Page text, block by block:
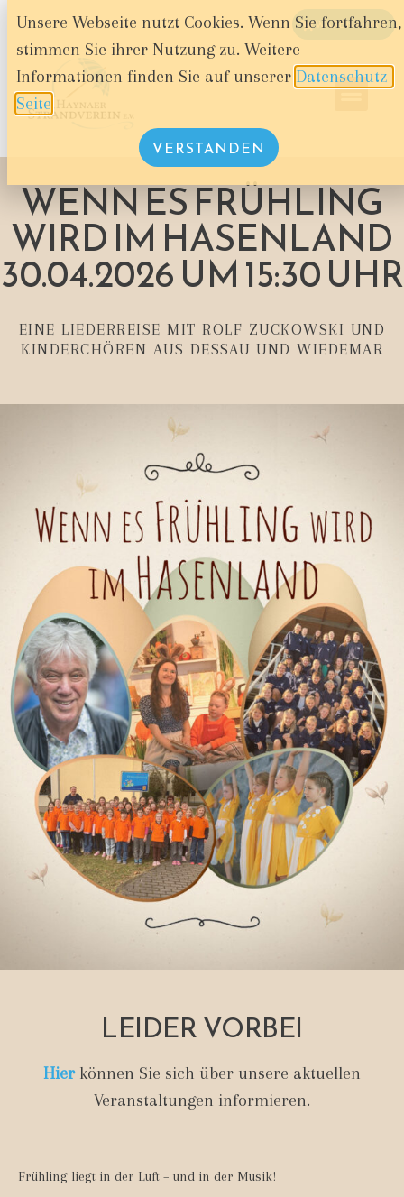
WARENKORB
WENN ES FRÜHLING
WIRD IM HASENLAND
30.04.2026 UM 15:30 UHR
EINE LIEDERREISE MIT ROLF ZUCKOWSKI UND
KINDERCHÖREN AUS DESSAU UND WIEDEMAR
Frühling liegt in der Luft – und in der Musik!
LEIDER VORBEI
Hierkönnen Sie sich über unsere aktuellen
Veranstaltungen informieren.
Unsere Webseite nutzt Cookies. Wenn Sie fortfahren,
stimmen Sie ihrer Nutzung zu. Weitere
Informationen finden Sie auf unserer Datenschutz-
Seite
VERSTANDEN